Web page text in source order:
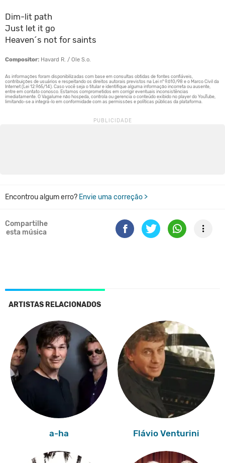
Dim-lit path
Just let it go
Heaven´s not for saints
Compositor: Havard R. / Ole S.o.
Encontrou algum erro? Envie uma correção >
Compartilhe
esta música
ARTISTAS RELACIONADOS
a-ha Flávio Venturini